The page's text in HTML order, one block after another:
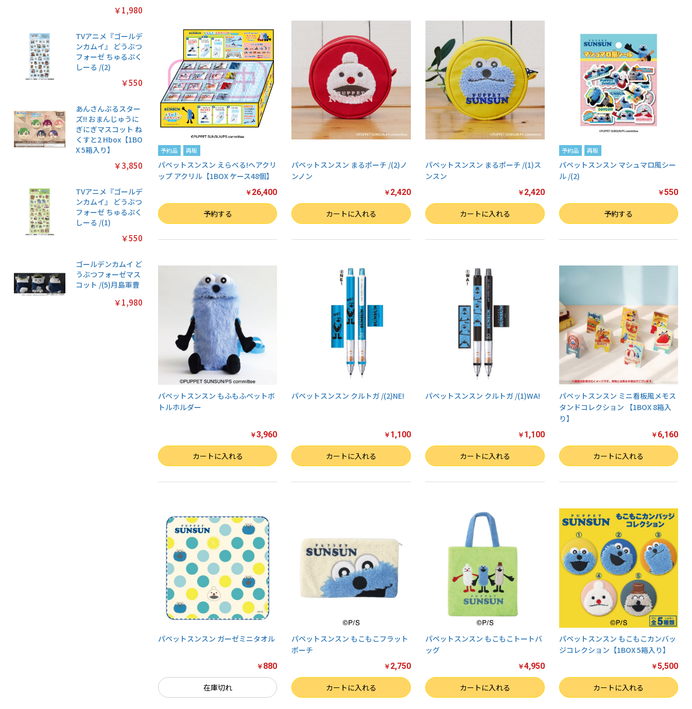
￥1,980
TVアニメ『ゴールデ
ンカムイ』 どうぶつ
フォーゼ ちゅるぷく
しーる /(2)
￥550
あんさんぶるスター
ズ!! おまんじゅうに
ぎにぎマスコット ね
くすと2 Hbox【1BO
X 5箱入り】
￥3,850
TVアニメ『ゴールデ
ンカムイ』 どうぶつ
フォーゼ ちゅるぷく
しーる /(1)
￥550
ゴールデンカムイ ど
うぶつフォーゼマス
コット /(5)月島軍曹
￥1,980
予約品 再販
パペットスンスン えらべる!ヘアクリ
ップ アクリル【1BOX ケース48個】
￥ 26,400
数量 予約する
パペットスンスン まるポーチ /(2)ノ
ンノン
￥ 2,420
数量 カートに入れる
パペットスンスン まるポーチ /(1)ス
ンスン
￥ 2,420
数量 カートに入れる
予約品 再販
パペットスンスン マシュマロ風シー
ル /(2)
￥550
数量 予約する
パペットスンスン もふもふペットボ
トルホルダー
￥3,960
数量 カートに入れる
パペットスンスン クルトガ /(2)NE!
￥ 1,100
数量 カートに入れる
パペットスンスン クルトガ /(1)WA!
￥ 1,100
数量 カートに入れる
パペットスンスン ミニ看板風メモス
タンドコレクション 【1BOX 8箱入
り】
￥ 6,160
数量 カートに入れる
パペットスンスン ガーゼミニタオル
￥ 880
在庫切れ
パペットスンスン もこもこフラット
ポーチ
￥ 2,750
数量 カートに入れる
パペットスンスン もこもこトートバ
ッグ
￥4,950
数量 カートに入れる
パペットスンスン もこもこカンバッ
ジコレクション【1BOX 5箱入り】
￥5,500
数量 カートに入れる
お買い物を続ける カートへ進む